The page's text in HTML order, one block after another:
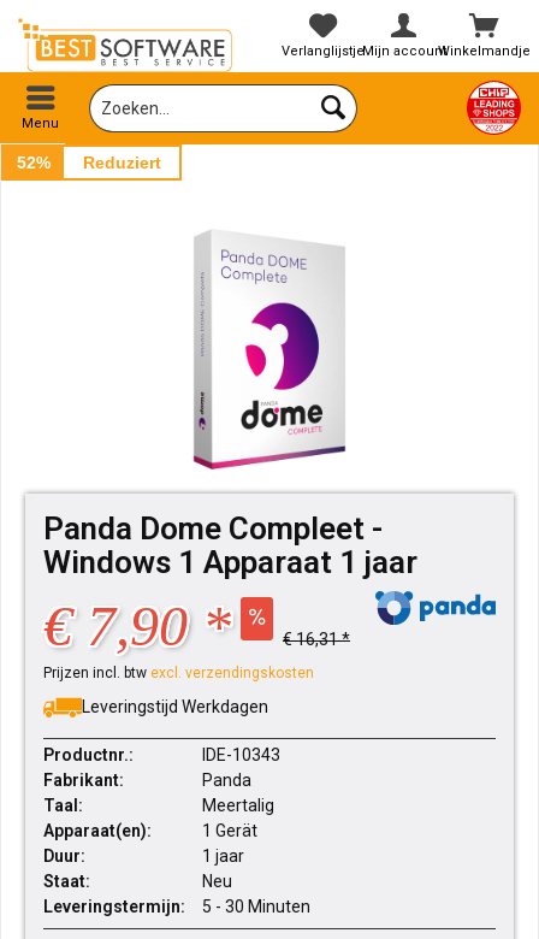
Winkelmandje
VerlanglijstjeMijn account
Menu
52% Reduziert
Panda Dome Compleet -
Windows 1 Apparaat 1 jaar
€ 7,90 * € 16,31 *
Prijzen incl. btw excl. verzendingskosten
Leveringstijd Werkdagen
Productnr.:
IDE-10343
Fabrikant:
Panda
Taal:
Meertalig
Apparaat(en):
1 Gerät
Duur:
1 jaar
Staat:
Neu
Leveringstermijn:
5 - 30 Minuten